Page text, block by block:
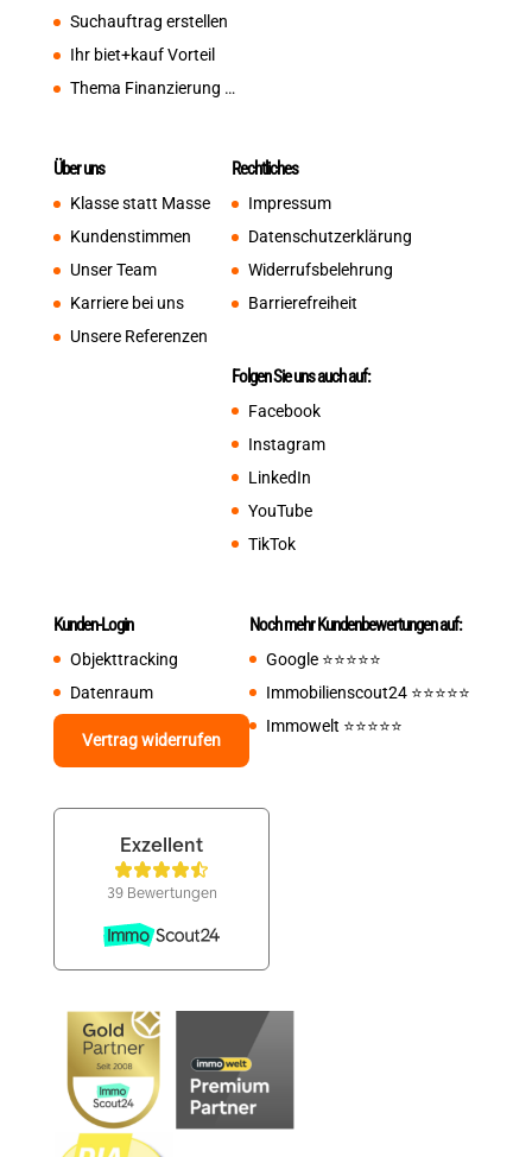
Suchauftrag erstellen
Ihr biet+kauf Vorteil
Thema Finanzierung …
Über uns
Klasse statt Masse
Kundenstimmen
Unser Team
Karriere bei uns
Unsere Referenzen
Rechtliches
Impressum
Datenschutzerklärung
Widerrufsbelehrung
Barrierefreiheit
Folgen Sie uns auch auf:
Facebook
Instagram
LinkedIn
YouTube
TikTok
Kunden-Login
Objekttracking
Datenraum
Vertrag widerrufen
Noch mehr Kundenbewertungen auf:
Google ⭐️⭐️⭐️⭐️⭐️
Immobilienscout24 ⭐️⭐️⭐️⭐️⭐️
Immowelt ⭐️⭐️⭐️⭐️⭐️